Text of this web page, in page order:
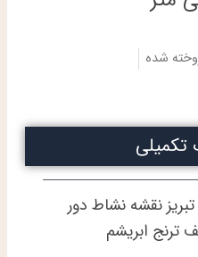
شده
تبریز نقشه نشاط دور
ترنج ابریشم